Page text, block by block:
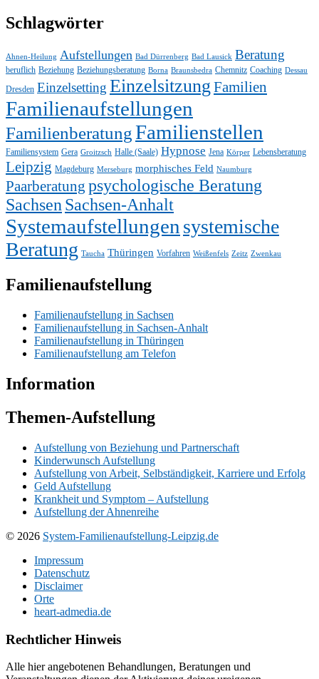
Schlagwörter
Ahnen-Heilung Aufstellungen Bad Dürrenberg Bad Lausick Beratung
beruflich Beziehung Beziehungsberatung Borna Braunsbedra Chemnitz Coaching Dessau
Dresden Einzelsetting Einzelsitzung Familien
Familienaufstellungen
FamilienberatungFamilienstellen
Familiensystem Gera Groitzsch Halle (Saale) Hypnose Jena Körper Lebensberatung
Leipzig Magdeburg Merseburg morphisches Feld Naumburg
Paarberatung psychologische Beratung
SachsenSachsen-Anhalt
Systemaufstellungen systemische
Beratung Taucha Thüringen Vorfahren Weißenfels Zeitz Zwenkau
Familienaufstellung
Familienaufstellung in Sachsen
Familienaufstellung in Sachsen-Anhalt
Familienaufstellung in Thüringen
Familienaufstellung am Telefon
Information
Themen-Aufstellung
Aufstellung von Beziehung und Partnerschaft
Kinderwunsch Aufstellung
Aufstellung von Arbeit, Selbständigkeit, Karriere und Erfolg
Geld Aufstellung
Krankheit und Symptom – Aufstellung
Aufstellung der Ahnenreihe
© 2026 System-Familienaufstellung-Leipzig.de
Impressum
Datenschutz
Disclaimer
Orte
heart-admedia.de
Rechtlicher Hinweis
Alle hier angebotenen Behandlungen, Beratungen und